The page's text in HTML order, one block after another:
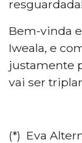
resguardada!
Bem-vinda
Iweala, e
justamente
vai ser
(*) Eva